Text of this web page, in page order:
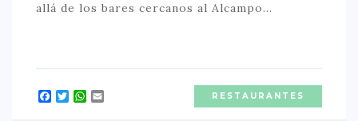
allá de los bares cercanos al Alcampo…
Facebook
Twitter
WhatsApp RESTAURANTES